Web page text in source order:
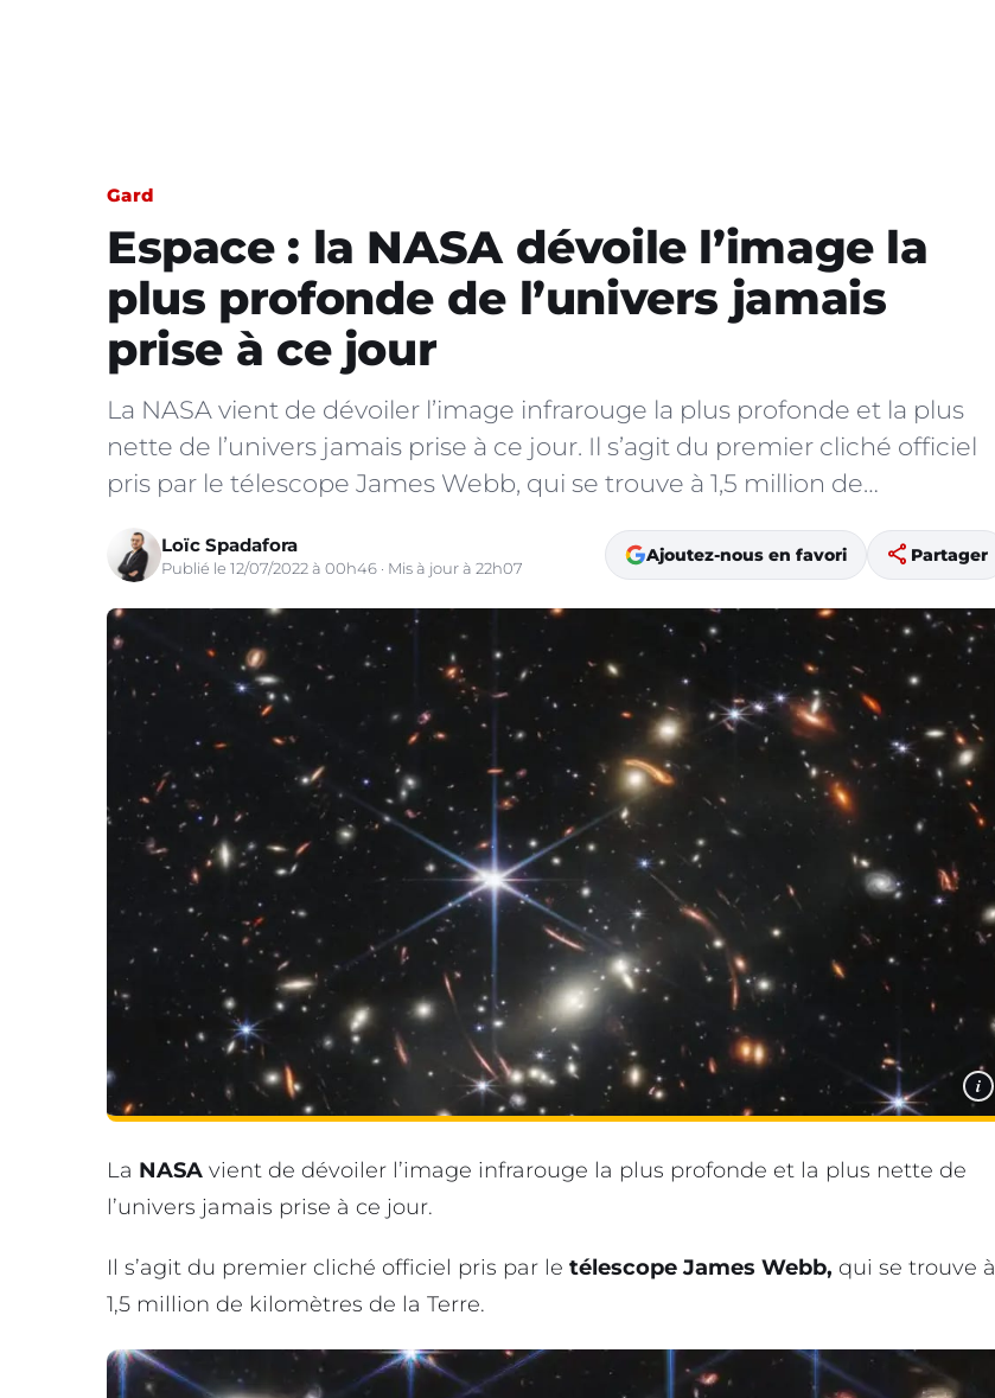
Gard
Espace : la NASA dévoile l’image la
plus profonde de l’univers jamais
prise à ce jour
La NASA vient de dévoiler l’image infrarouge la plus profonde et la plus
nette de l’univers jamais prise à ce jour. Il s’agit du premier cliché officiel
pris par le télescope James Webb, qui se trouve à 1,5 million de…
Loïc Spadafora
Publié le 12/07/2022 à 00h46 · Mis à jour à 22h07
Ajoutez-nous en favori share Partager
i
La NASA vient de dévoiler l’image infrarouge la plus profonde et la plus nette de
l’univers jamais prise à ce jour.
Il s’agit du premier cliché officiel pris par le télescope James Webb, qui se trouve à
1,5 million de kilomètres de la Terre.